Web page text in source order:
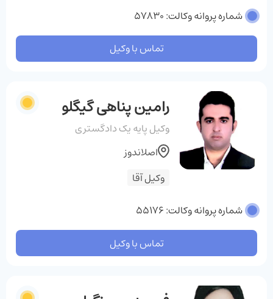
شماره پروانه وکالت: 57830
تماس با وکیل
رامین پناهی گیگلو
وکیل پایه یک دادگستری
وکیل آقا
اصلاندوز
شماره پروانه وکالت: 55176
تماس با وکیل